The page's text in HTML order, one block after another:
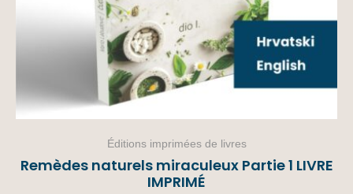
Éditions imprimées de livres
Remèdes naturels miraculeux Partie 1 LIVRE
IMPRIMÉ